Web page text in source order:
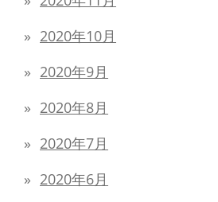
2020年10月
2020年9月
2020年8月
2020年7月
2020年6月